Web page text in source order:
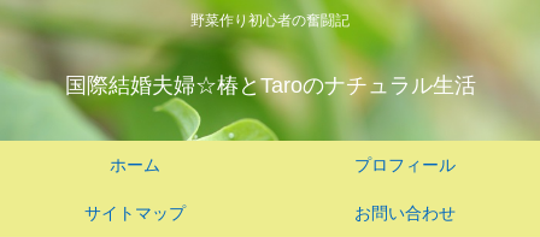
野菜作り初心者の奮闘記
国際結婚夫婦☆椿とTaroのナチュラル生活
ホーム プロフィール
サイトマップ お問い合わせ